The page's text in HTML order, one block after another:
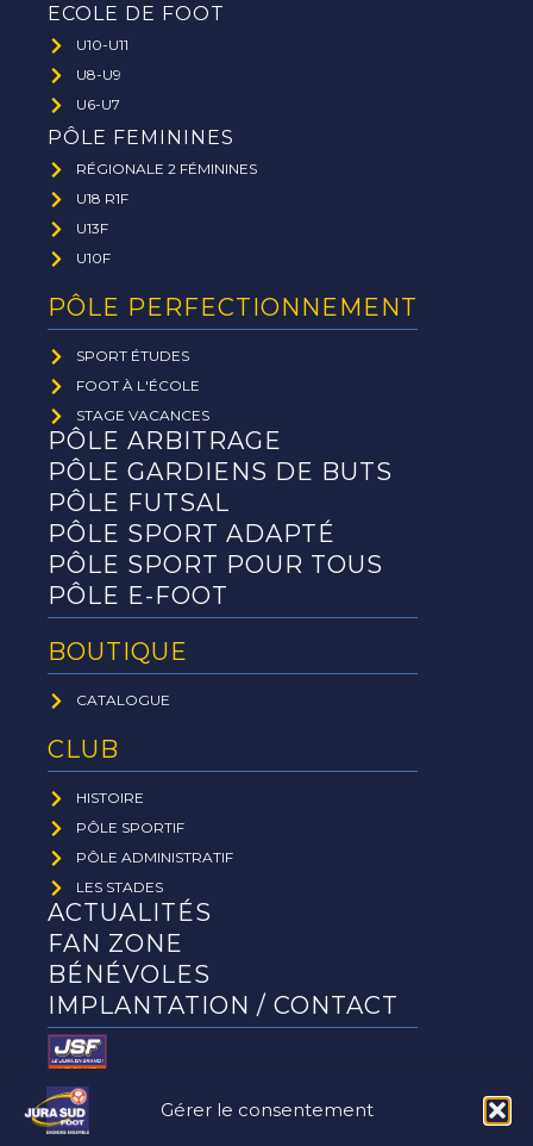
Gérer le consentement
CLUB
HISTOIRE
PÔLE SPORTIF
PÔLE ADMINISTRATIF
LES STADES
ACTUALITÉS
FAN ZONE
BÉNÉVOLES
IMPLANTATION / CONTACT
ECOLE DE FOOT
U10-U11
U8-U9
U6-U7
PÔLE FEMININES
RÉGIONALE 2 FÉMININES
U18 R1F
U13F
U10F
PÔLE PERFECTIONNEMENT
SPORT ÉTUDES
FOOT À L'ÉCOLE
STAGE VACANCES
PÔLE ARBITRAGE
PÔLE GARDIENS DE BUTS
PÔLE FUTSAL
PÔLE SPORT ADAPTÉ
PÔLE SPORT POUR TOUS
PÔLE E-FOOT
BOUTIQUE
CATALOGUE